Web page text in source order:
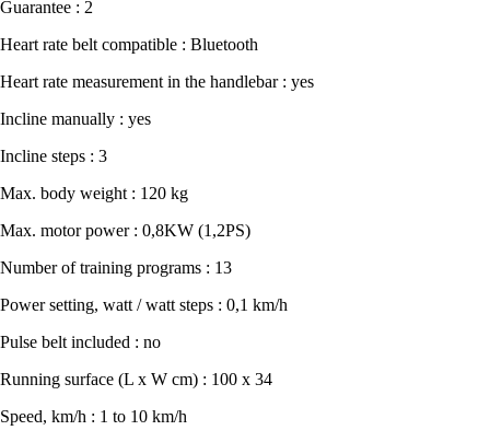
Guarantee : 2
Heart rate belt compatible : Bluetooth
Heart rate measurement in the handlebar : yes
Incline manually : yes
Incline steps : 3
Max. body weight : 120 kg
Max. motor power : 0,8KW (1,2PS)
Number of training programs : 13
Power setting, watt / watt steps : 0,1 km/h
Pulse belt included : no
Running surface (L x W cm) : 100 x 34
Speed, km/h : 1 to 10 km/h